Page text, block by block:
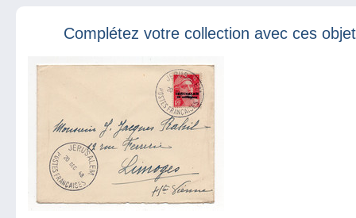
Complétez votre collection avec ces